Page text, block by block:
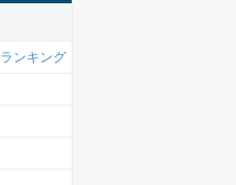
ランキング